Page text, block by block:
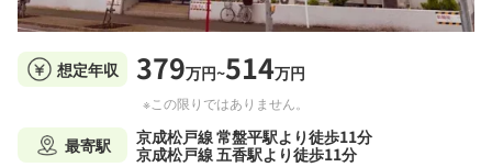
想定年収 379万円~514万円
※この限りではありません。
最寄駅
京成松戸線 常盤平駅より徒歩11分
京成松戸線 五香駅より徒歩11分